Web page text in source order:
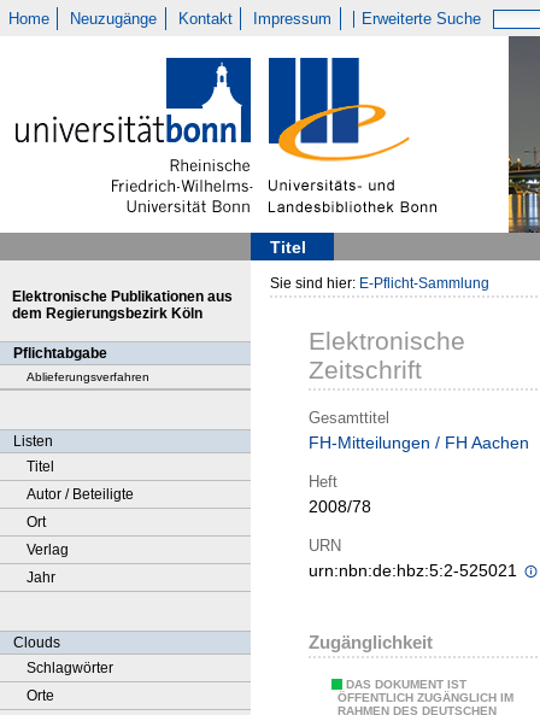
Home Neuzugänge Kontakt Impressum Erweiterte Suche
Titel
Elektronische Publikationen aus
dem Regierungsbezirk Köln
Pflichtabgabe
Ablieferungsverfahren
Listen
Titel
Autor / Beteiligte
Ort
Verlag
Jahr
Clouds
Schlagwörter
Orte
Sie sind hier: E-Pflicht-Sammlung
Elektronische
Zeitschrift
Gesamttitel
FH-Mitteilungen / FH Aachen
Heft
2008/78
URN
urn:nbn:de:hbz:5:2-525021
Zugänglichkeit
DAS DOKUMENT IST
ÖFFENTLICH ZUGÄNGLICH IM
RAHMEN DES DEUTSCHEN